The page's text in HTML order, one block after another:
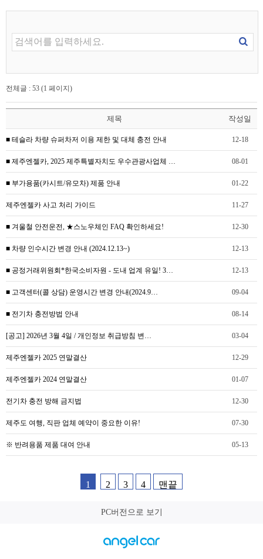
전체글 : 53 (1 페이지)
제목 작성일
■ 테슬라 차량 슈퍼차저 이용 제한 및 대체 충전 안내 12-18
■ 제주엔젤카, 2025 제주특별자치도 우수관광사업체 … 08-01
■ 부가용품(카시트/유모차) 제품 안내 01-22
제주엔젤카 사고 처리 가이드 11-27
■ 겨울철 안전운전, ★스노우체인 FAQ 확인하세요! 12-30
■ 차량 인수시간 변경 안내 (2024.12.13~) 12-13
■ 공정거래위원회*한국소비자원 - 도내 업계 유일! 3… 12-13
■ 고객센터(콜 상담) 운영시간 변경 안내(2024.9… 09-04
■ 전기차 충전방법 안내 08-14
[공고] 2026년 3월 4일 / 개인정보 취급방침 변… 03-04
제주엔젤카 2025 연말결산 12-29
제주엔젤카 2024 연말결산 01-07
전기차 충전 방해 금지법 12-30
제주도 여행, 직판 업체 예약이 중요한 이유! 07-30
※ 반려용품 제품 대여 안내 05-13
1 2 3 4 맨끝
PC버전으로 보기